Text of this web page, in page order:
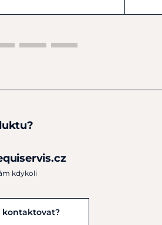
kdykoli
kontaktovat?